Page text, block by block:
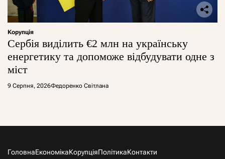
Корупція
Сербія виділить €2 млн на українську
енергетику та допоможе відбудувати одне з
міст
9 Серпня, 2026Федоренко Світлана
ГоловнаЕкономікаКорупціяПолітикаКонтакти